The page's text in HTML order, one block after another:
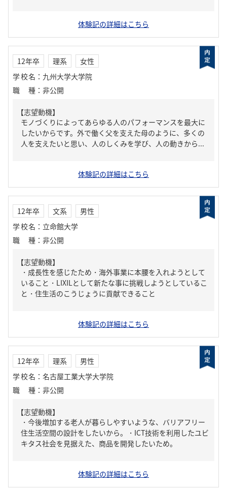
体験記の詳細はこちら
12年卒 理系
女性
学校名 ： 九州大学大学院
職種 ： 非公開
【志望動機】
モノづくりによってあらゆる人のパフォーマンスを最大に
したいからです。外で働く父を支えた母のように、多くの
人を支えたいと思い、人のしくみを学び、人の動きから...
体験記の詳細はこちら
12年卒 文系
男性
学校名 ： 立命館大学
職種 ： 非公開
【志望動機】
・成長性を感じたため・海外事業に本腰を入れようとして
いること・LIXILとして新たな事に挑戦しようとしているこ
と・住生活のこうじょうに貢献できること
体験記の詳細はこちら
12年卒 理系
男性
学校名 ： 名古屋工業大学大学院
職種 ： 非公開
【志望動機】
・今後増加する老人が暮らしやすいような、バリアフリー
住生活空間の設計をしたいから。・ICT技術を利用したユビ
キタス社会を見据えた、商品を開発したいため。
体験記の詳細はこちら